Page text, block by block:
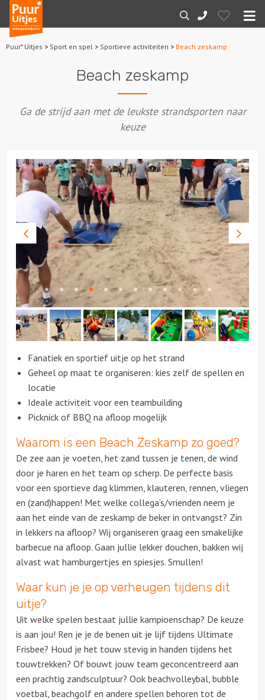
Puur*
Uitjes
Zoeken
088-
7887000
Hearts
Dagarrangementen
Varen
Boottochten
Losse boothuur
Sport en spel
Citygames
Quizzen en spellen
Speurtochten
Sportieve activiteiten
Dinerspellen
Workshops
Creatieve workshops
Culinaire workshops
Actieve workshops
Ludieke workshops
Muzikale workshops
Teamtrainingen
Proeverijen
Rondleidingen
Puur* Uitjes > Sport en spel > Sportieve activiteiten > Beach zeskamp
Beach zeskamp
Ga de strijd aan met de leukste strandsporten naar
keuze
Vorige
foto
foto
Fanatiek en sportief uitje op het strand
Geheel op maat te organiseren: kies zelf de spellen en
locatie
Ideale activiteit voor een teambuilding
Picknick of BBQ na afloop mogelijk
Waarom is een Beach Zeskamp zo goed?
De zee aan je voeten, het zand tussen je tenen, de wind
door je haren en het team op scherp. De perfecte basis
voor een sportieve dag klimmen, klauteren, rennen, vliegen
en (zand)happen! Met welke collega’s/vrienden neem je
aan het einde van de zeskamp de beker in ontvangst? Zin
in lekkers na afloop? Wij organiseren graag een smakelijke
barbecue na afloop. Gaan jullie lekker douchen, bakken wij
alvast wat hamburgertjes en spiesjes. Smullen!
Waar kun je je op verheugen tijdens dit
uitje?
Uit welke spelen bestaat jullie kampioenschap? De keuze
is aan jou! Ren je je de benen uit je lijf tijdens Ultimate
Frisbee? Houd je het touw stevig in handen tijdens het
touwtrekken? Of bouwt jouw team geconcentreerd aan
een prachtig zandsculptuur? Ook beachvolleybal, bubble
voetbal, beachgolf en andere spellen behoren tot de